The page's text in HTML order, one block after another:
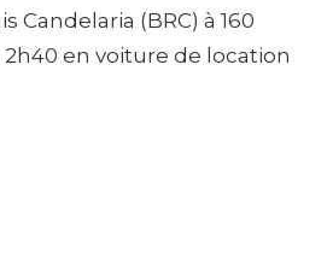
Candelaria (BRC) à 160
en voiture de location